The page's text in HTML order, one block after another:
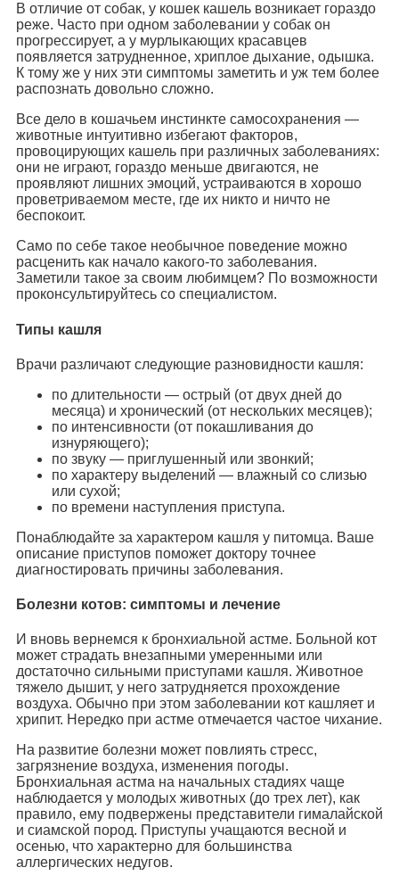
В отличие от собак, у кошек кашель возникает гораздо
реже. Часто при одном заболевании у собак он
прогрессирует, а у мурлыкающих красавцев
появляется затрудненное, хриплое дыхание, одышка.
К тому же у них эти симптомы заметить и уж тем более
распознать довольно сложно.
Все дело в кошачьем инстинкте самосохранения —
животные интуитивно избегают факторов,
провоцирующих кашель при различных заболеваниях:
они не играют, гораздо меньше двигаются, не
проявляют лишних эмоций, устраиваются в хорошо
проветриваемом месте, где их никто и ничто не
беспокоит.
Само по себе такое необычное поведение можно
расценить как начало какого-то заболевания.
Заметили такое за своим любимцем? По возможности
проконсультируйтесь со специалистом.
Типы кашля
Врачи различают следующие разновидности кашля:
по длительности — острый (от двух дней до
месяца) и хронический (от нескольких месяцев);
по интенсивности (от покашливания до
изнуряющего);
по звуку — приглушенный или звонкий;
по характеру выделений — влажный со слизью
или сухой;
по времени наступления приступа.
Понаблюдайте за характером кашля у питомца. Ваше
описание приступов поможет доктору точнее
диагностировать причины заболевания.
Болезни котов: симптомы и лечение
И вновь вернемся к бронхиальной астме. Больной кот
может страдать внезапными умеренными или
достаточно сильными приступами кашля. Животное
тяжело дышит, у него затрудняется прохождение
воздуха. Обычно при этом заболевании кот кашляет и
хрипит. Нередко при астме отмечается частое чихание.
На развитие болезни может повлиять стресс,
загрязнение воздуха, изменения погоды.
Бронхиальная астма на начальных стадиях чаще
наблюдается у молодых животных (до трех лет), как
правило, ему подвержены представители гималайской
и сиамской пород. Приступы учащаются весной и
осенью, что характерно для большинства
аллергических недугов.